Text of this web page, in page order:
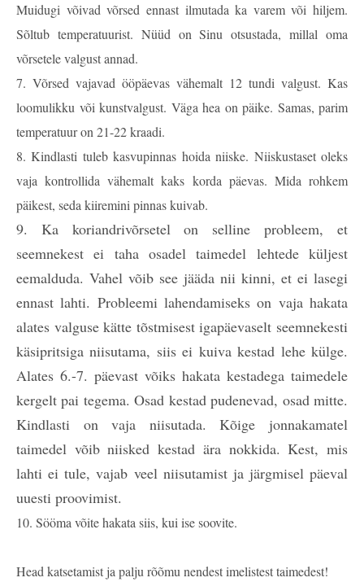
Muidugi võivad võrsed ennast ilmutada ka varem või hiljem.
Sõltub temperatuurist. Nüüd on Sinu otsustada, millal oma
võrsetele valgust annad.
7. Võrsed vajavad ööpäevas vähemalt 12 tundi valgust. Kas
loomulikku või kunstvalgust. Väga hea on päike. Samas, parim
temperatuur on 21-22 kraadi.
8. Kindlasti tuleb kasvupinnas hoida niiske. Niiskustaset oleks
vaja kontrollida vähemalt kaks korda päevas. Mida rohkem
päikest, seda kiiremini pinnas kuivab.
9. Ka koriandrivõrsetel on selline probleem, et
seemnekest ei taha osadel taimedel lehtede küljest
eemalduda. Vahel võib see jääda nii kinni, et ei lasegi
ennast lahti. Probleemi lahendamiseks on vaja hakata
alates valguse kätte tõstmisest igapäevaselt seemnekesti
käsipritsiga niisutama, siis ei kuiva kestad lehe külge.
Alates 6.-7. päevast võiks hakata kestadega taimedele
kergelt pai tegema. Osad kestad pudenevad, osad mitte.
Kindlasti on vaja niisutada. Kõige jonnakamatel
taimedel võib niisked kestad ära nokkida. Kest, mis
lahti ei tule, vajab veel niisutamist ja järgmisel päeval
uuesti proovimist.
10. Sööma võite hakata siis, kui ise soovite.
Head katsetamist ja palju rõõmu nendest imelistest taimedest!